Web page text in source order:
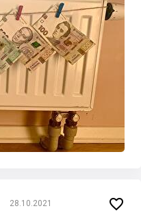
28.10.2021 